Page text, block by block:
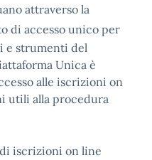
attraverso la
di accesso unico per
e strumenti del
Unica è
alle iscrizioni on
utili alla procedura
iscrizioni on line